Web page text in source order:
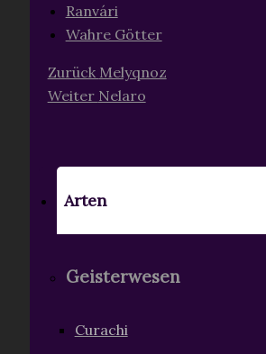
Arten
Geisterwesen
Curachi
Ranvári
Wahre Götter
Zurück Melyqnoz
Weiter Nelaro